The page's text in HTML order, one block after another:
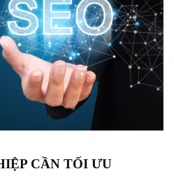
CẦN TỐI ƯU